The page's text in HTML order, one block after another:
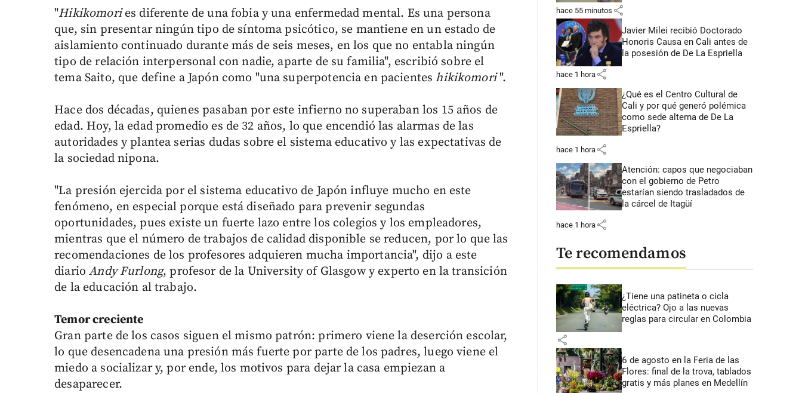
"Hikikomories diferente de una fobia y una enfermedad mental. Es una persona
que, sin presentar ningún tipo de síntoma psicótico, se mantiene en un estado de
aislamiento continuado durante más de seis meses, en los que no entabla ningún
tipo de relación interpersonal con nadie, aparte de su familia", escribió sobre el
tema Saito, que define a Japón como "una superpotencia en pacienteshikikomori".
Hace dos décadas, quienes pasaban por este infierno no superaban los 15 años de
edad. Hoy, la edad promedio es de 32 años, lo que encendió las alarmas de las
autoridades y plantea serias dudas sobre el sistema educativo y las expectativas de
la sociedad nipona.
"La presión ejercida por el sistema educativo de Japón influye mucho en este
fenómeno, en especial porque está diseñado para prevenir segundas
oportunidades, pues existe un fuerte lazo entre los colegios y los empleadores,
mientras que el número de trabajos de calidad disponible se reducen, por lo que las
recomendaciones de los profesores adquieren mucha importancia", dijo a este
diarioAndy Furlong, profesor de la University of Glasgow y experto en la transición
de la educación al trabajo.
Temor creciente
Gran parte de los casos siguen el mismo patrón: primero viene la deserción escolar,
lo que desencadena una presión más fuerte por parte de los padres, luego viene el
miedo a socializar y, por ende, los motivos para dejar la casa empiezan a
desaparecer.
hace 55 minutos share
Javier Milei recibió Doctorado
Honoris Causa en Cali antes de
la posesión de De La Espriella
hace 1 hora share
¿Qué es el Centro Cultural de
Cali y por qué generó polémica
como sede alterna de De La
Espriella?
hace 1 hora share
Atención: capos que negociaban
con el gobierno de Petro
estarían siendo trasladados de
la cárcel de Itagüí
hace 1 hora share
Te recomendamos
¿Tiene una patineta o cicla
eléctrica? Ojo a las nuevas
reglas para circular en Colombia
share
6 de agosto en la Feria de las
Flores: final de la trova, tablados
gratis y más planes en Medellín